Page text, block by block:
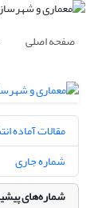
صفحه اصلی
مقالات آماده
شماره جاری
شماره‌های